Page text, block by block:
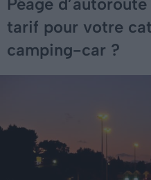
tarif pour votre
camping-car ?